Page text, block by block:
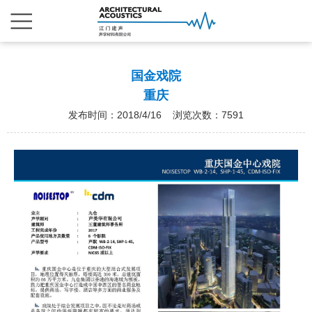
国金戏院
重庆
发布时间：2018/4/16 浏览次数：7591